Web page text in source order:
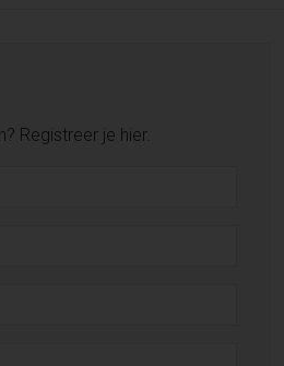
Registreer je hier.